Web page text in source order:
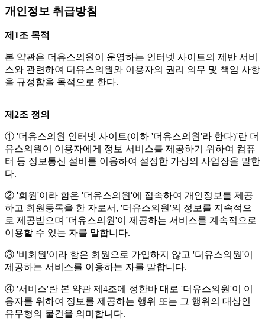
개인정보 취급방침
제1조 목적
본 약관은 더유스의원이 운영하는 인터넷 사이트의 제반 서비
스와 관련하여 더유스의원와 이용자의 권리 의무 및 책임 사항
을 규정함을 목적으로 한다.
제2조 정의
① '더유스의원 인터넷 사이트(이하 '더유스의원'라 한다)'란 더
유스의원이 이용자에게 정보 서비스를 제공하기 위하여 컴퓨
터 등 정보통신 설비를 이용하여 설정한 가상의 사업장을 말한
다.
② '회원'이라 함은 '더유스의원'에 접속하여 개인정보를 제공
하고 회원등록을 한 자로서, '더유스의원'의 정보를 지속적으
로 제공받으며 '더유스의원'이 제공하는 서비스를 계속적으로
이용할 수 있는 자를 말합니다.
③ '비회원'이라 함은 회원으로 가입하지 않고 '더유스의원'이
제공하는 서비스를 이용하는 자를 말합니다.
④ '서비스'란 본 약관 제4조에 정한바 대로 '더유스의원'이 이
용자를 위하여 정보를 제공하는 행위 또는 그 행위의 대상인
유무형의 물건을 의미합니다.